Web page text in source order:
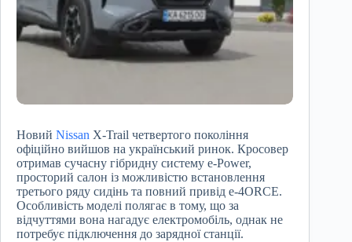
Новий Nissan X-Trail четвертого покоління
офіційно вийшов на український ринок. Кросовер
отримав сучасну гібридну систему e-Power,
просторий салон із можливістю встановлення
третього ряду сидінь та повний привід e-4ORCE.
Особливість моделі полягає в тому, що за
відчуттями вона нагадує електромобіль, однак не
потребує підключення до зарядної станції.